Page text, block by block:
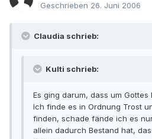
Geschrieben 26. Juni 2006
Claudia schrieb:
Kulti schrieb:
Es ging darum, dass um
Ich finde es in Ordnung Trost
finden, schade fände ich es
allein dadurch Bestand hat,